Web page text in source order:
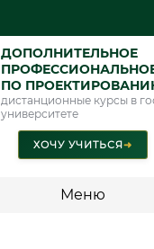
ДОПОЛНИТЕЛЬНОЕ
ПО
дистанционные курсы в
университете
ХОЧУ УЧИТЬСЯ➜
Меню